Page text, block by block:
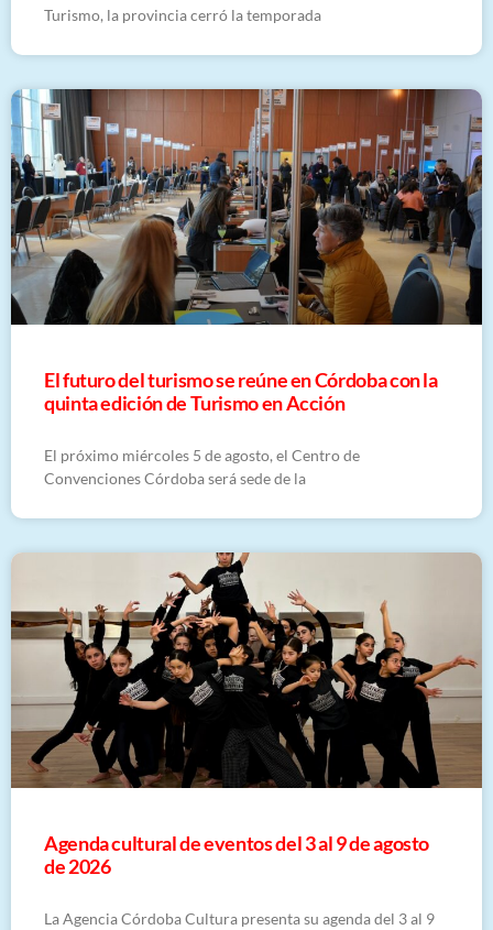
Turismo, la provincia cerró la temporada
El futuro del turismo se reúne en Córdoba con la
quinta edición de Turismo en Acción
El próximo miércoles 5 de agosto, el Centro de
Convenciones Córdoba será sede de la
​Agenda cultural de eventos del 3 al 9 de agosto
de 2026
La Agencia Córdoba Cultura presenta su agenda del 3 al 9